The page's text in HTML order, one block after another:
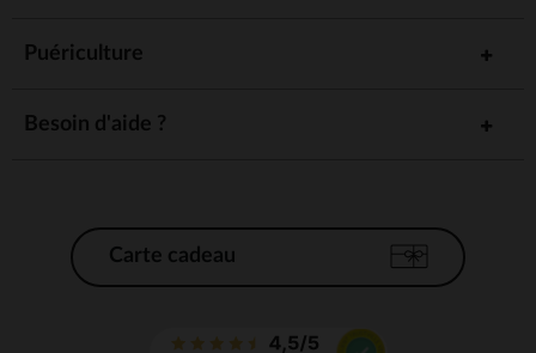
Puériculture
Besoin d'aide ?
Carte cadeau